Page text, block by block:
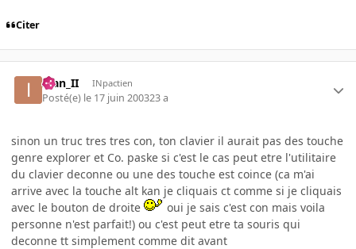
Citer
Ivan_II INpactien
Posté(e) le 17 juin 200323 a
sinon un truc tres tres con, ton clavier il aurait pas des touche
genre explorer et Co. paske si c'est le cas peut etre l'utilitaire
du clavier deconne ou une des touche est coince (ca m'ai
arrive avec la touche alt kan je cliquais ct comme si je cliquais
avec le bouton de droite
oui je sais c'est con mais voila
personne n'est parfait!) ou c'est peut etre ta souris qui
deconne tt simplement comme dit avant